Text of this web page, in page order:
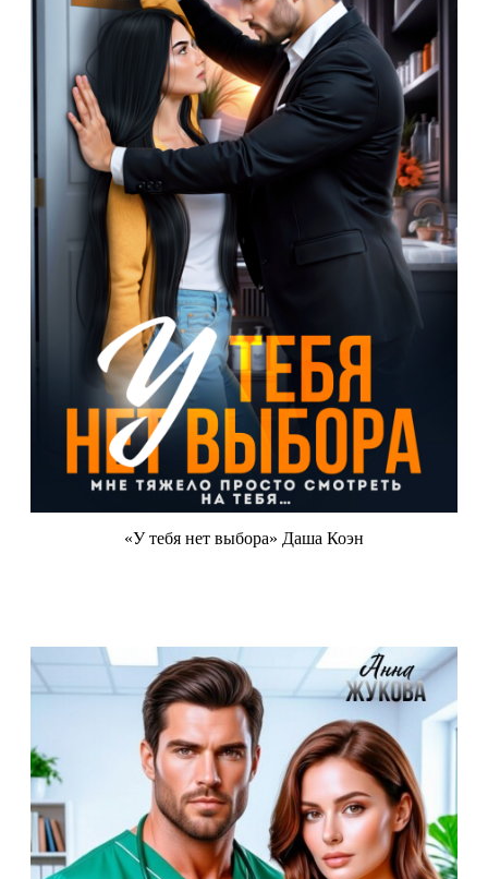
«У тебя нет выбора» Даша Коэн